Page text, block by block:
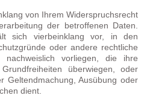
von Ihrem Widerspruchsrecht
der betroffenen Daten.
sich vierbeinklang vor, in den
oder andere rechtliche
vorliegen, die ihre
überwiegen, oder
Geltendmachung, Ausübung oder
dient.